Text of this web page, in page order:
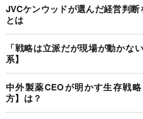
JVCケンウッドが選んだ経営判
とは
「戦略は立派だが現場が動かな
系】
中外製薬CEOが明かす生存戦
方】は？